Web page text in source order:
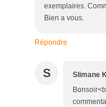
exemplaires.
Bien a vous.
Répondre
S Slimane